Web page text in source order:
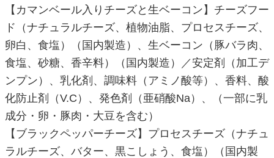
【カマンベール入りチーズと生ベーコン】チーズフー
ド（ナチュラルチーズ、植物油脂、プロセスチーズ、
卵白、食塩）（国内製造）、生ベーコン（豚バラ肉、
食塩、砂糖、香辛料）（国内製造）／安定剤（加工デ
ンプン）、乳化剤、調味料（アミノ酸等）、香料、酸
化防止剤（V.C）、発色剤（亜硝酸Na）、（一部に乳
成分・卵・豚肉・大豆を含む）
【ブラックペッパーチーズ】プロセスチーズ（ナチュ
ラルチーズ、バター、黒こしょう、食塩）（国内製